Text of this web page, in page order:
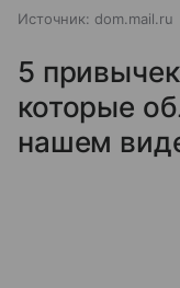
Источник: dom.mail.ru
5
которые
нашем